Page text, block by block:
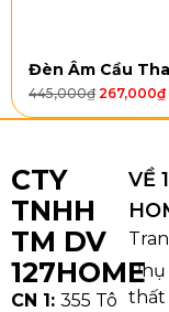
vàng, chao
Kiểu dáng:
Phù hợp:
Đèn Âm Cầu
445,000₫ 267,000₫
CTY
TNHH
TM DV
127HOME
CN 1: 355 Tô
VỀ
thất